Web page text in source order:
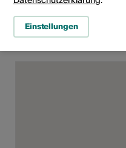
Veranstaltungsort
Einstellungen